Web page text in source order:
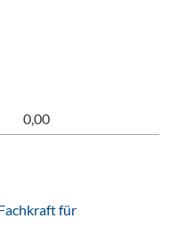
0,00
für